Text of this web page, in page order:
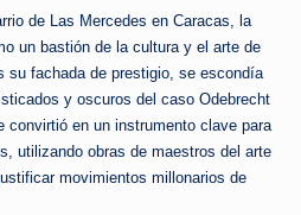
de Las Mercedes en Caracas, la
un bastión de la cultura y el arte de
su fachada de prestigio, se escondía
y oscuros del caso Odebrecht
convirtió en un instrumento clave para
utilizando obras de maestros del arte
movimientos millonarios de